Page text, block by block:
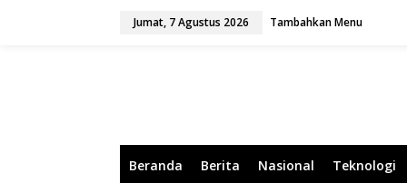
Jumat, 7 Agustus 2026 Tambahkan Menu
Beranda Berita Nasional Teknologi